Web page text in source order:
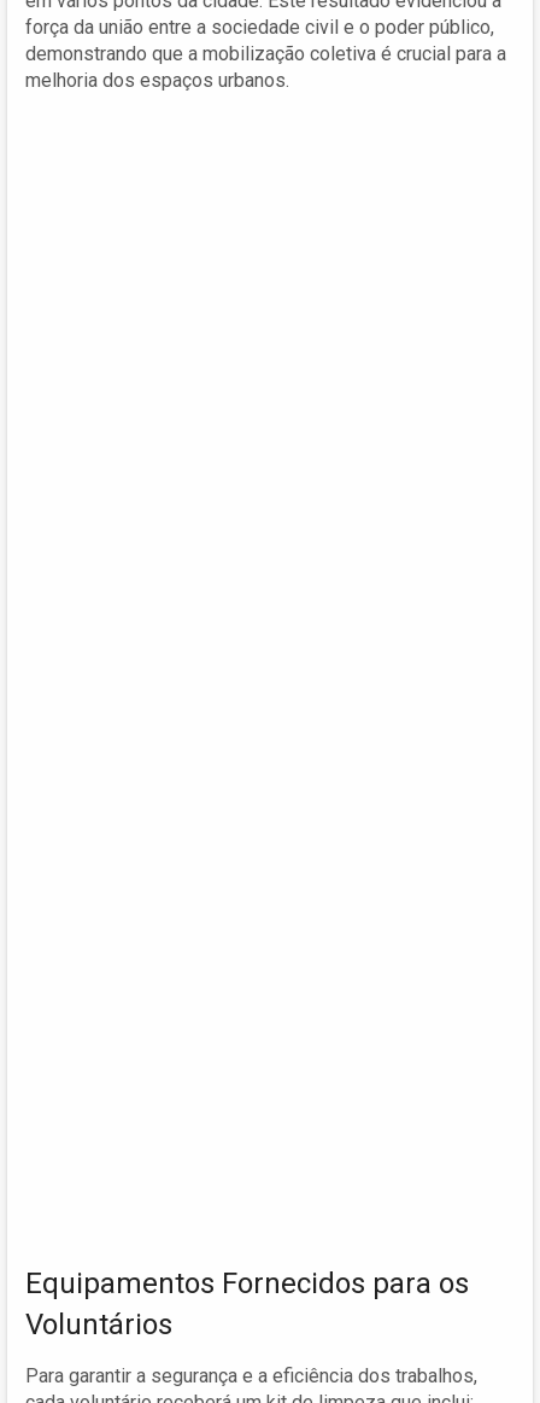
força da união entre a sociedade civil e o poder público,
demonstrando que a mobilização coletiva é crucial para a
melhoria dos espaços urbanos.
Equipamentos Fornecidos para os
Voluntários
Para garantir a segurança e a eficiência dos trabalhos,